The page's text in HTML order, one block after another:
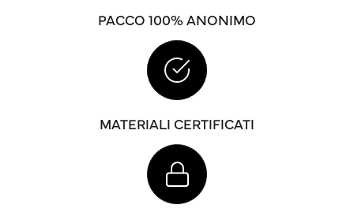
PACCO 100% ANONIMO
MATERIALI CERTIFICATI